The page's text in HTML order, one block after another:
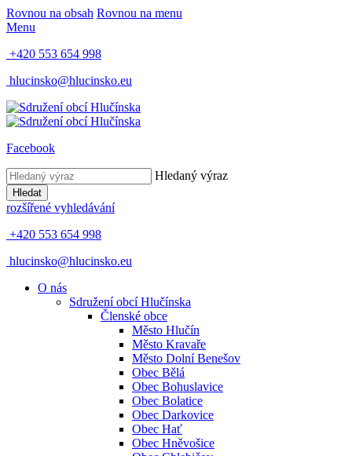
Rovnou na obsah Rovnou na menu
Menu
+420 553 654 998
hlucinsko@hlucinsko.eu
Facebook
Hledaný výraz
Hledat
rozšířené vyhledávání
+420 553 654 998
hlucinsko@hlucinsko.eu
O nás
Sdružení obcí Hlučínska
Členské obce
Město Hlučín
Město Kravaře
Město Dolní Benešov
Obec Bělá
Obec Bohuslavice
Obec Bolatice
Obec Darkovice
Obec Hať
Obec Hněvošice